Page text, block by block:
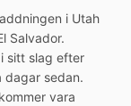
i Utah
Salvador.
sitt slag efter
dagar sedan.
vara